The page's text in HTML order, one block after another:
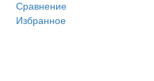
Сравнение
Избранное